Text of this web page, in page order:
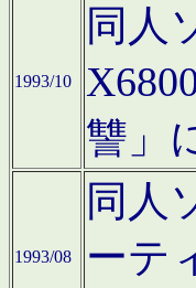
1993/10
同人
讐」
1993/08
同人
ーテ